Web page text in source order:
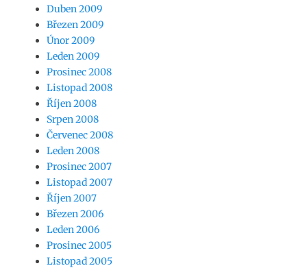
Duben 2009
Březen 2009
Únor 2009
Leden 2009
Prosinec 2008
Listopad 2008
Říjen 2008
Srpen 2008
Červenec 2008
Leden 2008
Prosinec 2007
Listopad 2007
Říjen 2007
Březen 2006
Leden 2006
Prosinec 2005
Listopad 2005